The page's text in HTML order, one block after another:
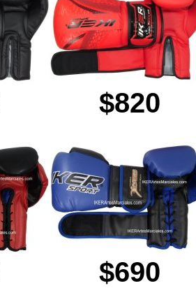
$820
$690